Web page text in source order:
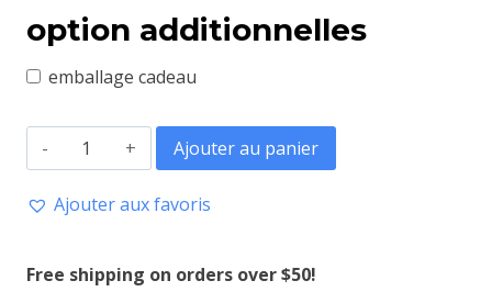
option additionnelles
emballage cadeau
quantité
Mug
Afrique
Ajouter au panier
Ajouter aux favoris
Free shipping on orders over $50!